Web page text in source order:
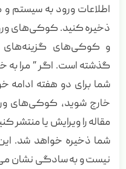
اطلاعات ورود به سیستم
ذخیره کنید. کوکی‌های
و کوکی‌های
گذشته است. اگر ” مرا به
شما برای دو هفته
خارج شوید، کوکی‌های
مقاله را ویرایش یا
شما ذخیره خواهد شد.
نیست و به سادگی نشان